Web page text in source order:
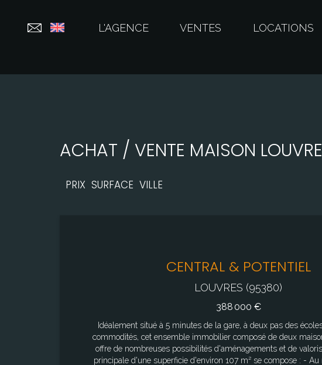
LOCATIONS
VENTES
L'AGENCE
ACHAT / VENTE MAISON
PRIX SURFACE VILLE
CENTRAL & POTENTIEL
LOUVRES (95380)
388 000 €
Idéalement situé à 5 minutes de la gare, à deux pas des
commodités, cet ensemble immobilier composé de deux
offre de nombreuses possibilités d'aménagements et de valorisation. La
principale d'une superficie d'environ 107 m² se compose : - Au rez-de-chaussée